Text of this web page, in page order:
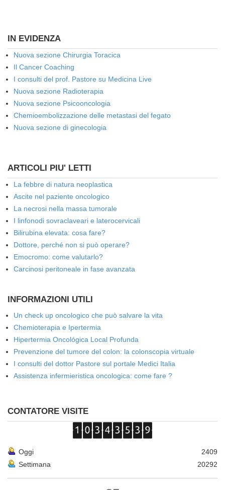
IN EVIDENZA
Nuova sezione Chirurgia Toracica
Il Cancer Coaching
I consulti del prof. Pastore su Medicina Live
Nuova sezione Radioterapia
Nuova sezione Psicooncologia
Chemioembolizzazione delle metastasi del fegato
Nuova sezione di ginecologia
ARTICOLI PIU' LETTI
La febbre di natura neoplastica
Ascite nel paziente oncologico
La necrosi nella massa tumorale
I linfonodi sovraclaveari e laterocervicali
Bilirubina elevata: cosa fare?
Dottore, perché non si può operare?
Emocromo: come valutarlo?
Carcinosi peritoneale in fase avanzata
INFORMAZIONI UTILI
Un check up oncologico che può salvare la vita
Chemioterapia e Ipertermia
Hipertermia Oncológica Local Profunda
Prevenzione del tumore del colon: la colonscopia virtuale
I consulti del dottor Pastore sul portale Medici Italia
Assistenza infermieristica oncologica: come fare ?
CONTATORE VISITE
Oggi
2409
Settimana
20292